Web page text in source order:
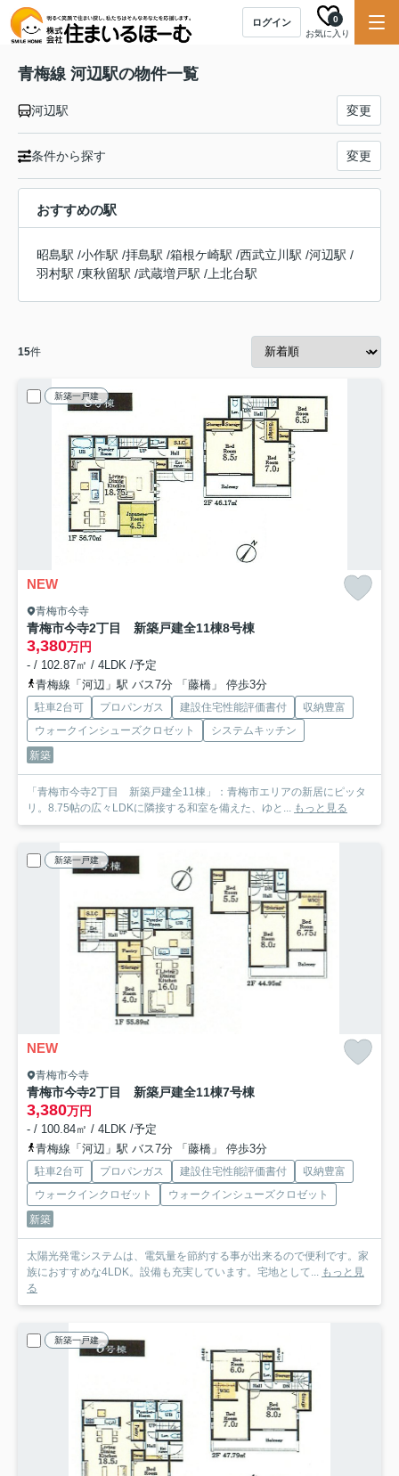
ログイン
お気に入り
0
青梅線 河辺駅の物件一覧
河辺駅 変更
条件から探す 変更
おすすめの駅
昭島駅 /小作駅 /拝島駅 /箱根ケ崎駅 /西武立川駅 /河辺駅 /
羽村駅 /東秋留駅 /武蔵増戸駅 / 上北台駅
15件
新築一戸建
NEW
青梅市今寺
青梅市今寺2丁目 新築戸建全11棟8号棟
3,380万円
- / 102.87㎡ / 4LDK /予定
青梅線「河辺」駅 バス7分 「藤橋」 停歩3分
駐車2台可 プロパンガス 建設住宅性能評価書付
収納豊富
ウォークインシューズクロゼット
システムキッチン
新築
「青梅市今寺2丁目 新築戸建全11棟」：青梅市エリアの新居にピッタ
リ。8.75帖の広々LDKに隣接する和室を備えた、ゆと... もっと見る
新築一戸建
NEW
青梅市今寺
青梅市今寺2丁目 新築戸建全11棟7号棟
3,380万円
- / 100.84㎡ / 4LDK /予定
青梅線「河辺」駅 バス7分 「藤橋」 停歩3分
駐車2台可 プロパンガス 建設住宅性能評価書付
収納豊富
ウォークインクロゼット
ウォークインシューズクロゼット
新築
太陽光発電システムは、電気量を節約する事が出来るので便利です。家
族におすすめな4LDK。設備も充実しています。宅地として... もっと見
る
新築一戸建